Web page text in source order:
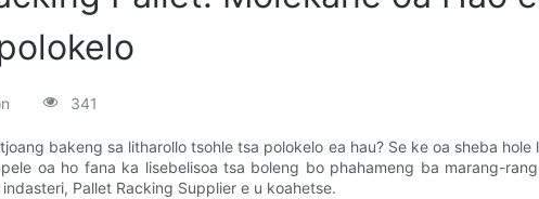
341
bakeng sa litharollo tsohle tsa polokelo ea hau? Se ke oa sheba
oa ho fana ka lisebelisoa tsa boleng bo phahameng ba marang-
Pallet Racking Supplier e u koahetse.